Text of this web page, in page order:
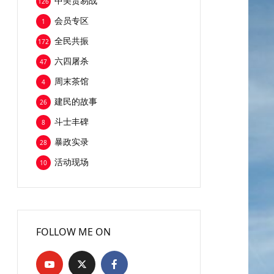
会员专区
1
全民共振
172
六四屠杀
47
周末茶馆
4
建民的故事
26
斗士丰碑
8
暴政实录
28
活动现场
10
FOLLOW ME ON